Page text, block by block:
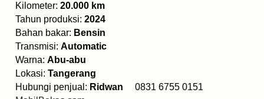
Kilometer: 20.000 km
Tahun produksi: 2024
Bahan bakar: Bensin
Transmisi: Automatic
Warna: Abu-abu
Lokasi: Tangerang
Hubungi penjual: Ridwan 0831 6755 0151